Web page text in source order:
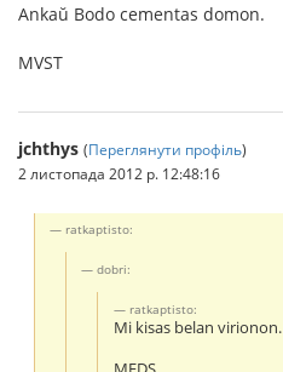
Ankaŭ Bodo cementas domon.
MVST
jchthys (Переглянути профіль)
2 листопада 2012 р. 12:48:16
ratkaptisto:
dobri:
ratkaptisto:
Mi kisas belan virionon.